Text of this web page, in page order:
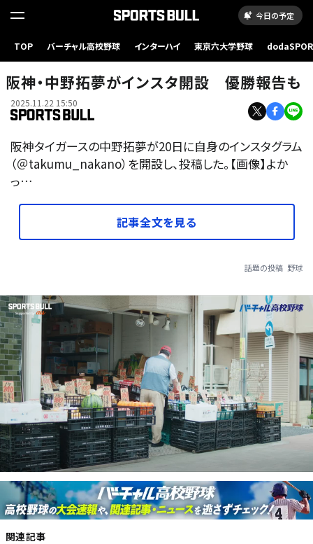
今日の予定
TOP バーチャル高校野球 インターハイ 東京六大学野球
阪神・中野拓夢がインスタ開設 優勝報告も
2025.11.22 15:50
阪神タイガースの中野拓夢が20日に自身のインスタグラム
（＠takumu_nakano）を開設し、投稿した。【画像】よか
っ…
記事全文を見る
話題の投稿 野球
関連記事